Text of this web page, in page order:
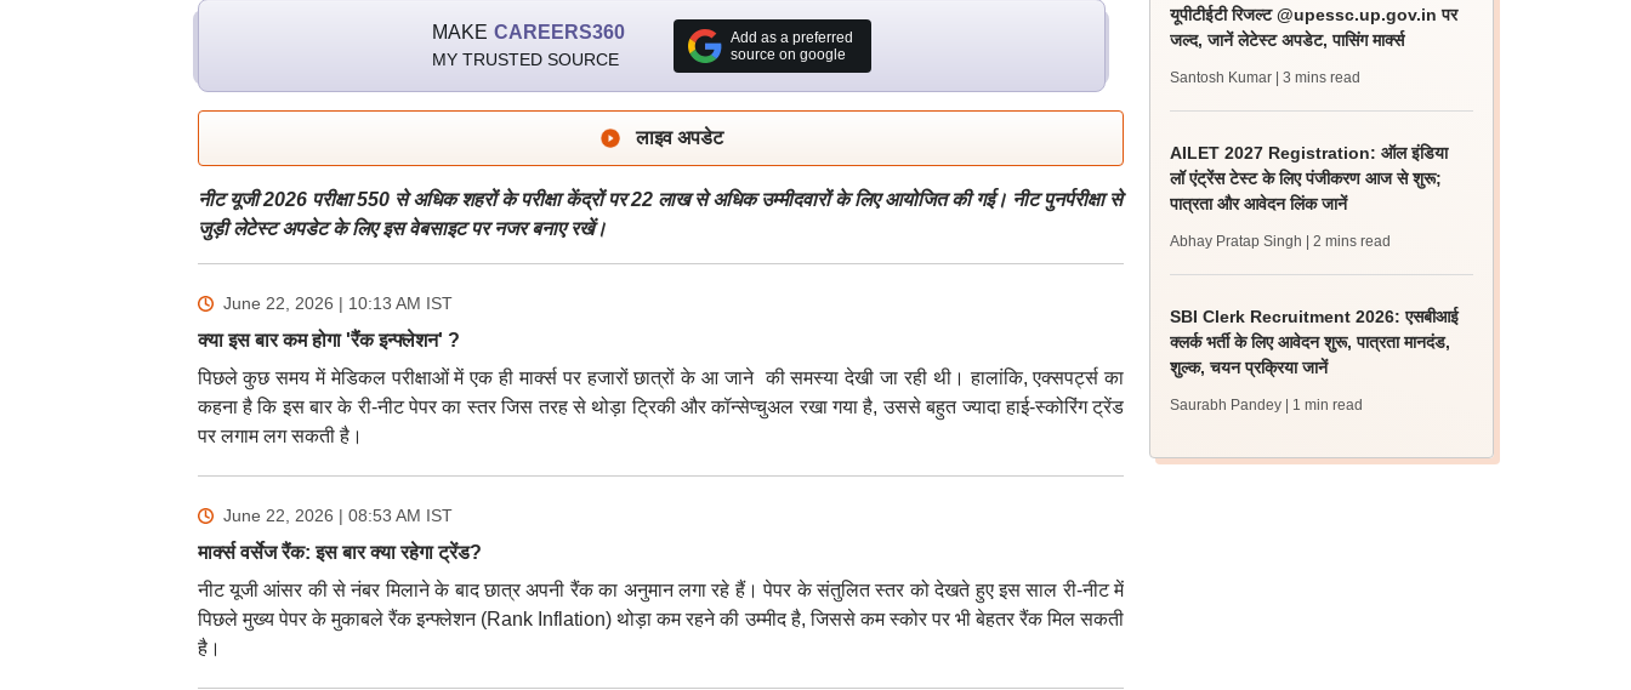
MAKE CAREERS360
MY TRUSTED SOURCE
Add as a preferred
source on google
लाइव अपडेट
नीट यूजी 2026 परीक्षा 550 से अधिक शहरों के परीक्षा केंद्रों पर 22 लाख से अधिक उम्मीदवारों के लिए आयोजित की गई। नीट पुनर्परीक्षा से
जुड़ी लेटेस्ट अपडेट के लिए इस वेबसाइट पर नजर बनाए रखें।
June 22, 2026 | 10:13 AM IST
क्या इस बार कम होगा 'रैंक इन्फ्लेशन' ?
पिछले कुछ समय में मेडिकल परीक्षाओं में एक ही मार्क्स पर हजारों छात्रों के आ जाने की समस्या देखी जा रही थी। हालांकि, एक्सपर्ट्स का
कहना है कि इस बार के री-नीट पेपर का स्तर जिस तरह से थोड़ा ट्रिकी और कॉन्सेप्चुअल रखा गया है, उससे बहुत ज्यादा हाई-स्कोरिंग ट्रेंड
पर लगाम लग सकती है।
June 22, 2026 | 08:53 AM IST
मार्क्स वर्सेज रैंक: इस बार क्या रहेगा ट्रेंड?
नीट यूजी आंसर की से नंबर मिलाने के बाद छात्र अपनी रैंक का अनुमान लगा रहे हैं। पेपर के संतुलित स्तर को देखते हुए इस साल री-नीट में
पिछले मुख्य पेपर के मुकाबले रैंक इन्फ्लेशन (Rank Inflation) थोड़ा कम रहने की उम्मीद है, जिससे कम स्कोर पर भी बेहतर रैंक मिल सकती
है।
यूपीटीईटी रिजल्ट @upessc.up.gov.in पर
जल्द, जानें लेटेस्ट अपडेट, पासिंग मार्क्स
Santosh Kumar | 3 mins read
AILET 2027 Registration: ऑल इंडिया
लॉ एंट्रेंस टेस्ट के लिए पंजीकरण आज से शुरू;
पात्रता और आवेदन लिंक जानें
Abhay Pratap Singh | 2 mins read
SBI Clerk Recruitment 2026: एसबीआई
क्लर्क भर्ती के लिए आवेदन शुरू, पात्रता मानदंड,
शुल्क, चयन प्रक्रिया जानें
Saurabh Pandey | 1 min read